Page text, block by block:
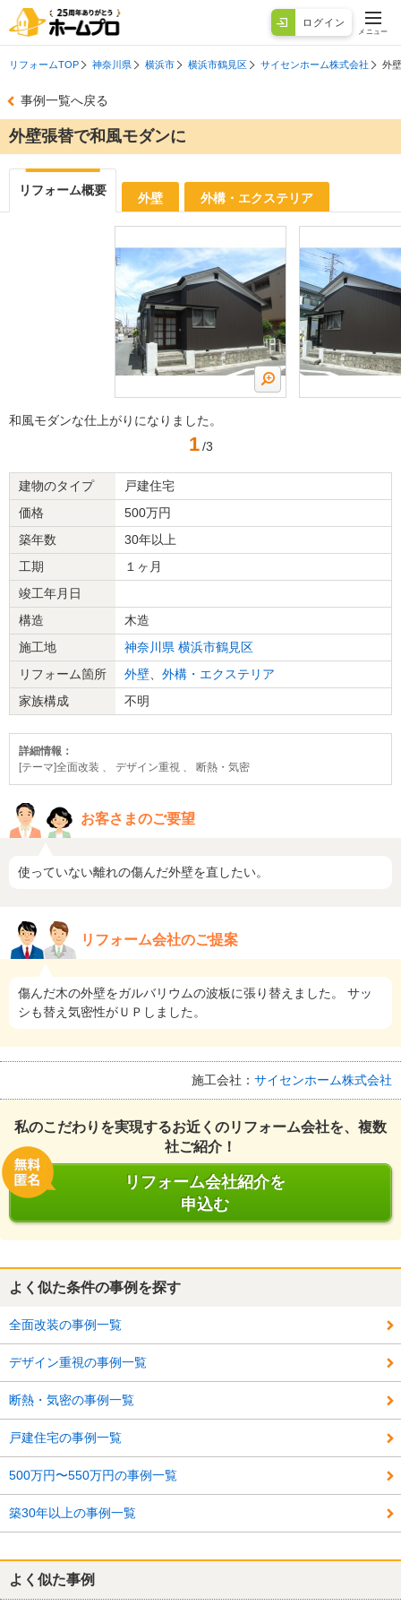
ログイン
メニュー
リフォームTOP 神奈川県 横浜市 横浜市鶴見区 サイセンホーム株式会社 外
事例一覧へ戻る
外壁張替で和風モダンに
リフォーム概要
外壁 外構・エクステリア
和風モダンな仕上がりになりました。
1 /3
建物のタイプ
戸建住宅
価格
500万円
築年数
30年以上
工期
１ヶ月
竣工年月日
構造
木造
施工地
神奈川県 横浜市鶴見区
リフォーム箇所
外壁
外構・エクステリア
家族構成
不明
詳細情報：
[テーマ]全面改装 、 デザイン重視 、 断熱・気密
お客さまのご要望
使っていない離れの傷んだ外壁を直したい。
リフォーム会社のご提案
傷んだ木の外壁をガルバリウムの波板に張り替えました。 サッ
シも替え気密性がＵＰしました。
施工会社： サイセンホーム株式会社
私のこだわりを実現するお近くのリフォーム会社を、複数
社ご紹介！
リフォーム会社紹介を
申込む
よく似た条件の事例を探す
全面改装の事例一覧
デザイン重視の事例一覧
断熱・気密の事例一覧
戸建住宅の事例一覧
500万円〜550万円の事例一覧
築30年以上の事例一覧
よく似た事例